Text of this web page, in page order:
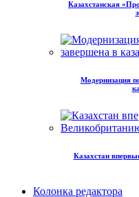
Казахстанская
Модернизация
Казахстан
Колонка редактора